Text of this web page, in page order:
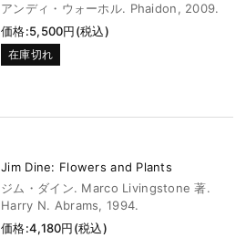
アンディ・ウォーホル. Phaidon, 2009.
価格:5,500円(税込)
在庫切れ
Jim Dine: Flowers and Plants
ジム・ダイン. Marco Livingstone 著.
Harry N. Abrams, 1994.
価格:4,180円(税込)